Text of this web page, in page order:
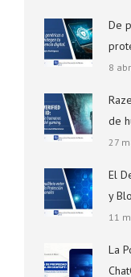
De
8
de
27
El
y
11
La